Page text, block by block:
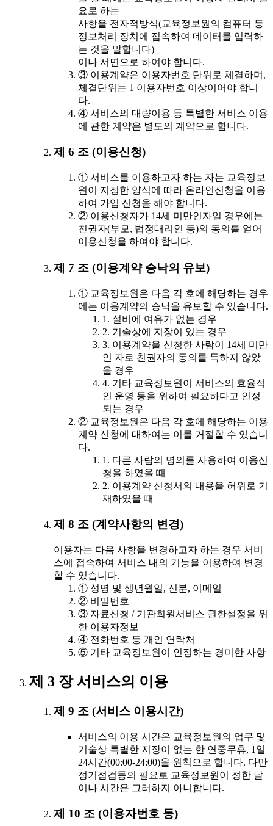
요로 하는
사항을 전자적방식(교육정보원의 컴퓨터 등
정보처리 장치에 접속하여 데이터를 입력하
는 것을 말합니다)
이나 서면으로 하여야 합니다.
③ 이용계약은 이용자번호 단위로 체결하며,
체결단위는 1 이용자번호 이상이어야 합니
다.
④ 서비스의 대량이용 등 특별한 서비스 이용
에 관한 계약은 별도의 계약으로 합니다.
제 6 조 (이용신청)
① 서비스를 이용하고자 하는 자는 교육정보
원이 지정한 양식에 따라 온라인신청을 이용
하여 가입 신청을 해야 합니다.
② 이용신청자가 14세 미만인자일 경우에는
친권자(부모, 법정대리인 등)의 동의를 얻어
이용신청을 하여야 합니다.
제 7 조 (이용계약 승낙의 유보)
① 교육정보원은 다음 각 호에 해당하는 경우
에는 이용계약의 승낙을 유보할 수 있습니다.
1. 설비에 여유가 없는 경우
2. 기술상에 지장이 있는 경우
3. 이용계약을 신청한 사람이 14세 미만
인 자로 친권자의 동의를 득하지 않았
을 경우
4. 기타 교육정보원이 서비스의 효율적
인 운영 등을 위하여 필요하다고 인정
되는 경우
② 교육정보원은 다음 각 호에 해당하는 이용
계약 신청에 대하여는 이를 거절할 수 있습니
다.
1. 다른 사람의 명의를 사용하여 이용신
청을 하였을 때
2. 이용계약 신청서의 내용을 허위로 기
재하였을 때
제 8 조 (계약사항의 변경)
이용자는 다음 사항을 변경하고자 하는 경우 서비
스에 접속하여 서비스 내의 기능을 이용하여 변경
할 수 있습니다.
① 성명 및 생년월일, 신분, 이메일
② 비밀번호
③ 자료신청 / 기관회원서비스 권한설정을 위
한 이용자정보
④ 전화번호 등 개인 연락처
⑤ 기타 교육정보원이 인정하는 경미한 사항
제 3 장 서비스의 이용
제 9 조 (서비스 이용시간)
서비스의 이용 시간은 교육정보원의 업무 및
기술상 특별한 지장이 없는 한 연중무휴, 1일
24시간(00:00-24:00)을 원칙으로 합니다. 다만
정기점검등의 필요로 교육정보원이 정한 날
이나 시간은 그러하지 아니합니다.
제 10 조 (이용자번호 등)